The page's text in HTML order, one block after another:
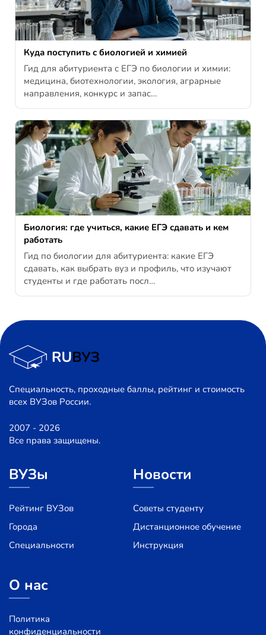
Куда поступить с биологией и химией
Гид для абитуриента с ЕГЭ по биологии и химии:
медицина, биотехнологии, экология, аграрные
направления, конкурс и запас…
Биология: где учиться, какие ЕГЭ сдавать и кем
работать
Гид по биологии для абитуриента: какие ЕГЭ
сдавать, как выбрать вуз и профиль, что изучают
студенты и где работать посл…
Специальность, проходные баллы, рейтинг и стоимость
всех ВУЗов России.
2007 - 2026
Все права защищены.
ВУЗы
Рейтинг ВУЗов
Города
Специальности
Новости
Советы студенту
Дистанционное обучение
Инструкция
О нас
Политика
конфиденциальности